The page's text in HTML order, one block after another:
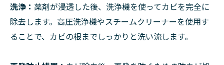
洗浄： 薬剤が浸透した後、洗浄機を使ってカビを完全に
除去します。高圧洗浄機やスチームクリーナーを使用す
ることで、カビの根までしっかりと洗い流します。